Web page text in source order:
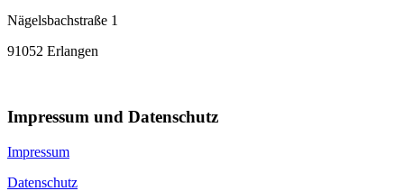
Nägelsbachstraße 1
91052 Erlangen
Impressum und Datenschutz
Impressum
Datenschutz